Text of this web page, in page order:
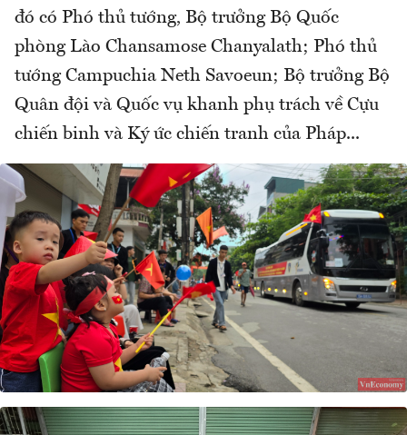
đó có Phó thủ tướng, Bộ trưởng Bộ Quốc
phòng Lào Chansamose Chanyalath; Phó thủ
tướng Campuchia Neth Savoeun; Bộ trưởng Bộ
Quân đội và Quốc vụ khanh phụ trách về Cựu
chiến binh và Ký ức chiến tranh của Pháp...